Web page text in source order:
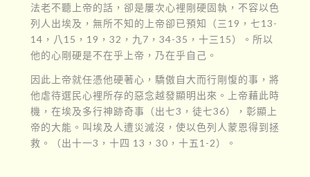
法老不聽上帝的話，卻是屢次心裡剛硬固執，不容以色
列人出埃及，無所不知的上帝卻已預知（三19，七13-
14，八15，19，32，九7，34-35，十三15）。所以
他的心剛硬是不在乎上帝，乃在乎自己。
因此上帝就任憑他硬著心，驕傲自大而行剛愎的事，將
他虐待選民心裡所存的惡念越發顯明出來。上帝藉此時
機，在埃及多行神跡奇事（出七3，徒七36），彰顯上
帝的大能。叫埃及人遭災滅沒，使以色列人蒙恩得到拯
救。（出十一3，十四 13，30，十五1-2）。